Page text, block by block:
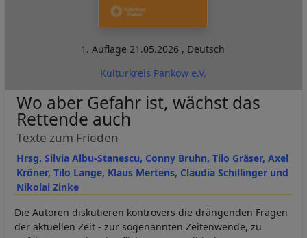
1. Auflage21.05.2026 , Deutsch
Kulturkreis Pankow e.V.
Hrsg. Silvia Albu-Stanescu, Conny Bruhn, Tilo Gräser, Axel
Kröner, Tilo Lange, Klaus Mertens, Claudia Schillinger und
Nikolai Zinke
Wo aber Gefahr ist, wächst das
Rettende auch
Texte zum Frieden
Die Autoren diskutieren kontrovers die drängenden Fragen
der aktuellen Zeit - zur sogenannten Zeitenwende, zu